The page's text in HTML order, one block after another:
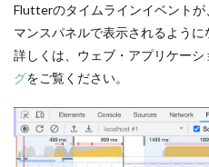
Flutterのタイムラインイベント
マンスパネルで表示されるように
詳しくは、ウェブ・アプリケーシ
グをご覧ください。